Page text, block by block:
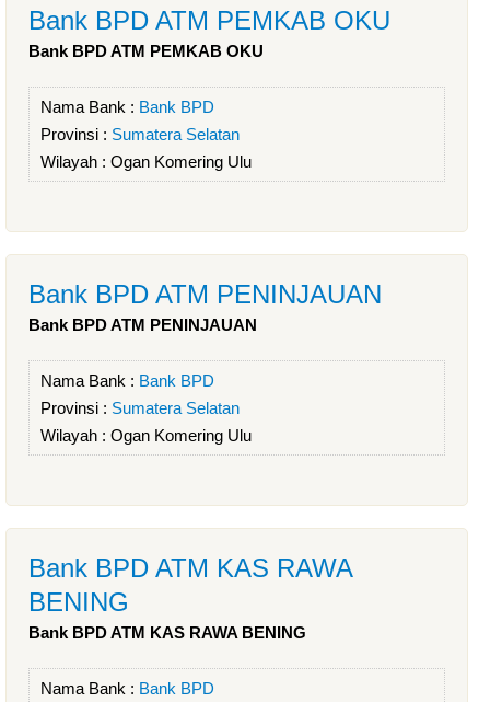
Bank BPD ATM PEMKAB OKU
Bank BPD ATM PEMKAB OKU
Nama Bank : Bank BPD
Provinsi : Sumatera Selatan
Wilayah : Ogan Komering Ulu
Bank BPD ATM PENINJAUAN
Bank BPD ATM PENINJAUAN
Nama Bank : Bank BPD
Provinsi : Sumatera Selatan
Wilayah : Ogan Komering Ulu
Bank BPD ATM KAS RAWA
BENING
Bank BPD ATM KAS RAWA BENING
Nama Bank : Bank BPD